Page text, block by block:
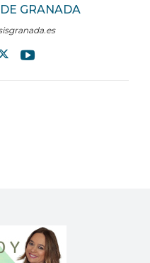
GRANADA